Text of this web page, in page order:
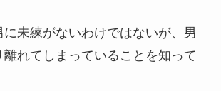
に未練がないわけではないが、男
れてしまっていることを知って